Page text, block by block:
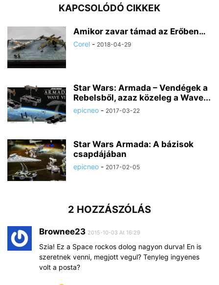
KAPCSOLÓDÓ CIKKEK
Amikor zavar támad az Erőben…
Corel - 2018-04-29
Star Wars: Armada – Vendégek a
Rebelsből, azaz közeleg a Wave...
epicneo - 2017-03-22
Star Wars Armada: A bázisok
csapdájában
epicneo - 2017-02-05
2 HOZZÁSZÓLÁS
Brownee23 2015-10-03 At 16:29
Szia! Ez a Space rockos dolog nagyon durva! En is
szeretnek venni, megjott vegul? Tenyleg ingyenes
volt a posta?